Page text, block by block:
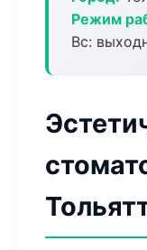
Режим
Вс: